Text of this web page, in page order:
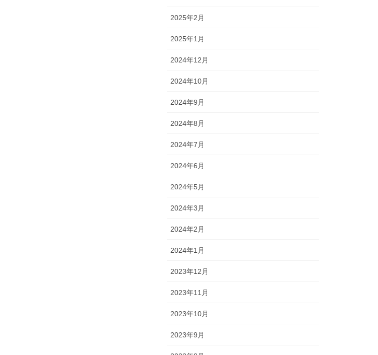
2025年2月
2025年1月
2024年12月
2024年10月
2024年9月
2024年8月
2024年7月
2024年6月
2024年5月
2024年3月
2024年2月
2024年1月
2023年12月
2023年11月
2023年10月
2023年9月